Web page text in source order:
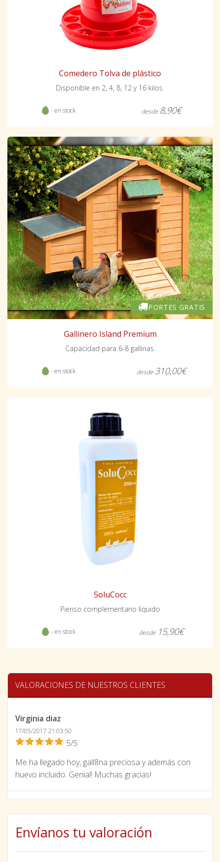
Comedero Tolva de plástico
Disponible en 2, 4, 8, 12 y 16 kilos.
- en stock desde 8,90€
PORTES GRATIS
Gallinero Island Premium
Capacidad para 6-8 gallinas.
- en stock desde 310,00€
SoluCocc
Pienso complementario líquido
- en stock desde 15,90€
VALORACIONES DE NUESTROS CLIENTES
Virginia diaz
17/05/2017 21:03:50
5/5
Me ha llegado hoy, gall8na preciosa y además con
huevo incluido. Genial! Muchas gracias!
Envíanos tu valoración